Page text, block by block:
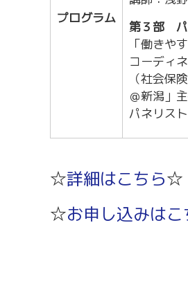
プログラム
第３部 パ
「働きや
コーディ
（社会保
＠新潟」
パネリス
☆詳細はこちら☆
☆お申し込みはこ